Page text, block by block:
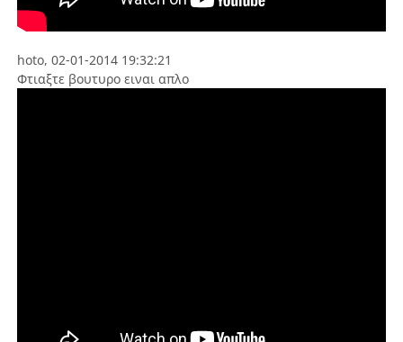
hoto, 02-01-2014 19:32:21
Φτιαξτε βουτυρο ειναι απλο